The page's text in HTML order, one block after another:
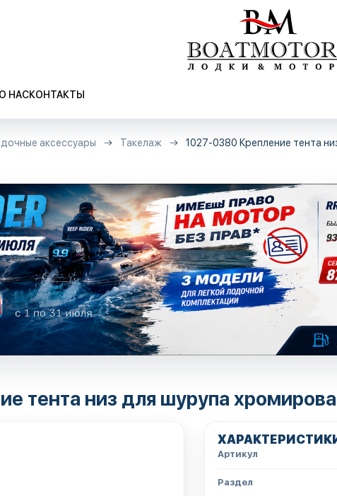
О НАСКОНТАКТЫ
аксессуары Такелаж 1027-0380 Крепление тента
тента низ для шурупа
Артикул
Раздел